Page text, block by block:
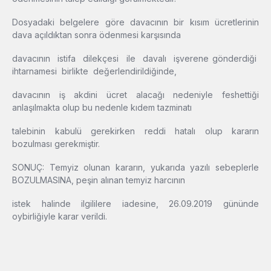
Dosyadaki belgelere göre davacının bir kısım ücretlerinin
dava açıldıktan sonra ödenmesi karşısında
davacının istifa dilekçesi ile davalı işverene gönderdiği
ihtarnamesi birlikte değerlendirildiğinde,
davacının iş akdini ücret alacağı nedeniyle feshettiği
anlaşılmakta olup bu nedenle kıdem tazminatı
talebinin kabulü gerekirken reddi hatalı olup kararın
bozulması gerekmiştir.
SONUÇ: Temyiz olunan kararın, yukarıda yazılı sebeplerle
BOZULMASINA, peşin alınan temyiz harcının
istek halinde ilgililere iadesine, 26.09.2019 gününde
oybirliğiyle karar verildi.